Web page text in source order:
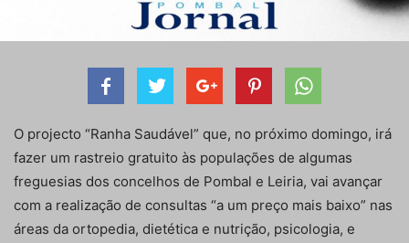
O projecto “Ranha Saudável” que, no próximo domingo, irá
fazer um rastreio gratuito às populações de algumas
freguesias dos concelhos de Pombal e Leiria, vai avançar
com a realização de consultas “a um preço mais baixo” nas
áreas da ortopedia, dietética e nutrição, psicologia, e